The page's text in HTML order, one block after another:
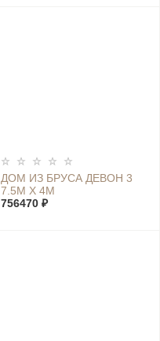
ДОМ ИЗ БРУСА ДЕВОН 3
7.5М Х 4М
756470 ₽